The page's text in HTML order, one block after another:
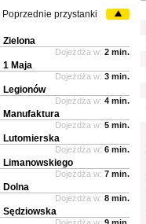
Poprzednie przystanki
Zielona
Dojeżdża w: 2 min.
1 Maja
Dojeżdża w: 3 min.
Legionów
Dojeżdża w: 4 min.
Manufaktura
Dojeżdża w: 5 min.
Lutomierska
Dojeżdża w: 6 min.
Limanowskiego
Dojeżdża w: 7 min.
Dolna
Dojeżdża w: 8 min.
Sędziowska